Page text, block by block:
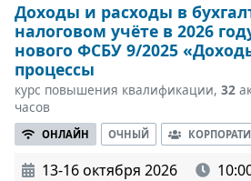
Доходы и расходы в
налоговом учёте в 2026
нового ФСБУ 9/2025
процессы
курс повышения квалификации, 32
часов
ОНЛАЙН ОЧНЫЙ
13-16 октября 2026